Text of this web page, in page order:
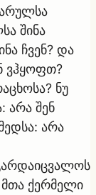
შინა
ჩვენ? და
ვჰყოფთ?
ნუ
არა შენ
არა
ქერმელი